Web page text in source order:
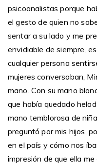
psicoanalistas porque
el gesto de quien no
sentar a su lado y me
envidiable de siempre,
cualquier persona
mujeres conversaban,
mano. Con su mano
que había quedado
mano temblorosa de
preguntó por mis hijos,
en el país y cómo nos
impresión de que ella